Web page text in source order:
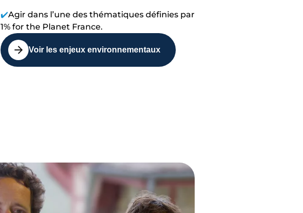
✔️Agir dans l’une des thématiques définies par
1% for the Planet France.
Voir les enjeux environnementaux